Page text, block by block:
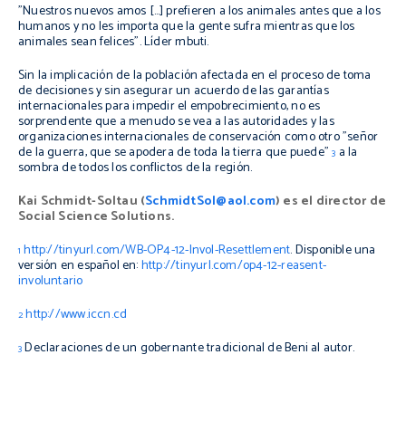
"Nuestros nuevos amos […] prefieren a los animales antes que a los
humanos y no les importa que la gente sufra mientras que los
animales sean felices".Líder mbuti.
Sin la implicación de la población afectada en el proceso de toma
de decisiones y sin asegurar un acuerdo de las garantías
internacionales para impedir el empobrecimiento, no es
sorprendente que a menudo se vea a las autoridades y las
organizaciones internacionales de conservación como otro "señor
de la guerra, que se apodera de toda la tierra que puede" 3 a la
sombra de todos los conflictos de la región.
Kai Schmidt-Soltau (SchmidtSol@aol.com) es el director de
Social Science Solutions.
1 http://tinyurl.com/WB-OP4-12-Invol-Resettlement. Disponible una
versión en español en:http://tinyurl.com/op4-12-reasent-
involuntario
2 http://www.iccn.cd
3Declaraciones de un gobernante tradicional de Beni al autor.